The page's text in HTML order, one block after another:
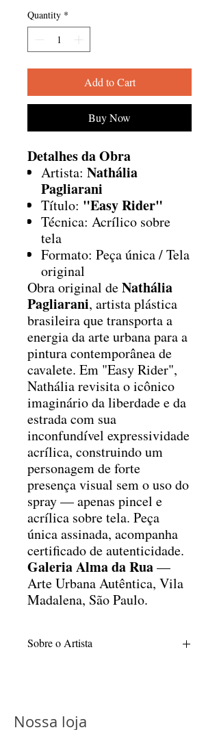
Quantity *
Add to Cart
Buy Now
Detalhes da Obra
Artista: Nathália
Pagliarani
Título: "Easy Rider"
Técnica: Acrílico sobre
tela
Formato: Peça única / Tela
original
Obra original deNathália
Pagliarani, artista plástica
brasileira que transporta a
energia da arte urbana para a
pintura contemporânea de
cavalete. Em "Easy Rider",
Nathália revisita o icônico
imaginário da liberdade e da
estrada com sua
inconfundível expressividade
acrílica, construindo um
personagem de forte
presença visual sem o uso do
spray — apenas pincel e
acrílica sobre tela. Peça
única assinada, acompanha
certificado de autenticidade.
Galeria Alma da Rua—
Arte Urbana Autêntica, Vila
Madalena, São Paulo.
Sobre o Artista
Educação Artística no ano de 1992. Sua
Nossa loja